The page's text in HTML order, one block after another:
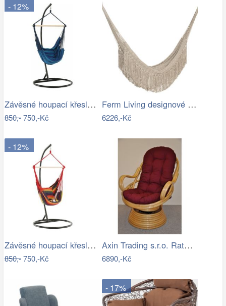
- 12%
Závěsné houpací křeslo Nikes Blue
850,-750,-Kč
Ferm Living designové houpací sítě Path…
6226,-Kč
- 12%
Závěsné houpací křeslo Nikes Red
850,-750,-Kč
Axin Trading s.r.o. Ratanové houpací…
6890,-Kč
- 17%